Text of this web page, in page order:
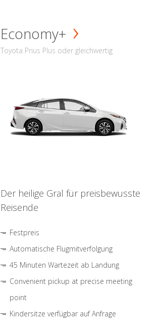
Economy+
Toyota Prius Plus oder gleichwertig
Der heilige Gral für preisbewusste
Reisende
Festpreis
Automatische Flugmitverfolgung
45 Minuten Wartezeit ab Landung
Convenient pickup at precise meeting
point
Kindersitze verfügbar auf Anfrage